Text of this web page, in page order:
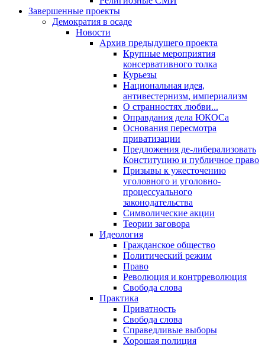
Завершенные проекты
Демократия в осаде
Новости
Архив предыдущего проекта
Крупные мероприятия
консервативного толка
Курьезы
Национальная идея,
антивестернизм, империализм
О странностях любви...
Оправдания дела ЮКОСа
Основания пересмотра
приватизации
Предложения де-либерализовать
Конституцию и публичное право
Призывы к ужесточению
уголовного и уголовно-
процессуального
законодательства
Символические акции
Теории заговора
Идеология
Гражданское общество
Политический режим
Право
Революция и контрреволюция
Свобода слова
Практика
Приватность
Свобода слова
Справедливые выборы
Хорошая полиция